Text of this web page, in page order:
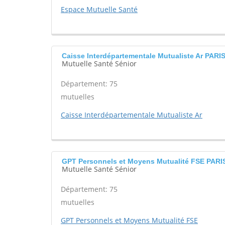
Espace Mutuelle Santé
Caisse Interdépartementale Mutualiste Ar PARIS
Mutuelle Santé Sénior
Département: 75
mutuelles
Caisse Interdépartementale Mutualiste Ar
GPT Personnels et Moyens Mutualité FSE
Mutuelle Santé Sénior
Département: 75
mutuelles
GPT Personnels et Moyens Mutualité FSE